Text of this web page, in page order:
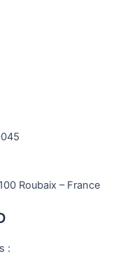
Roubaix – France
: